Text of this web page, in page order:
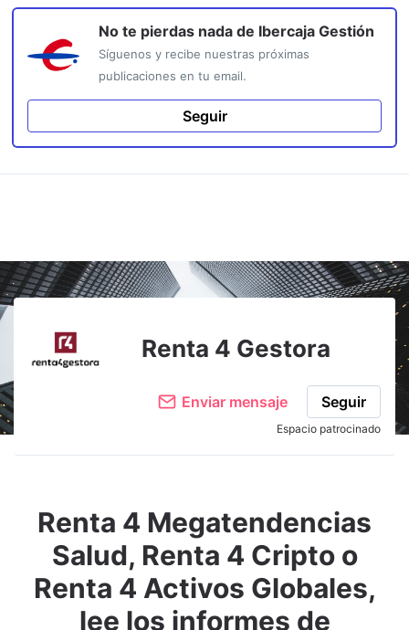
No te pierdas nada de Ibercaja Gestión
Síguenos y recibe nuestras próximas
publicaciones en tu email.
Seguir
Renta 4 Gestora
Enviar mensaje Seguir
Espacio patrocinado
Renta 4 Megatendencias
Salud, Renta 4 Cripto o
Renta 4 Activos Globales,
lee los informes de